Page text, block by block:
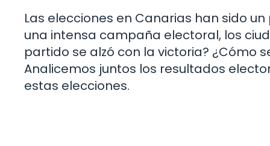
Las elecciones en Canarias han sido
una intensa campaña electoral, los
partido se alzó con la victoria? ¿Cómo
Analicemos juntos los resultados
estas elecciones.